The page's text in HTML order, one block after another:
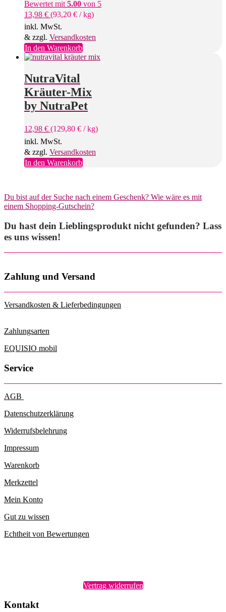
Bewertet mit 5.00 von 5
13,98 € (93,20 € /kg)
inkl. MwSt.
& zzgl. Versandkosten
In den Warenkorb
NutraVital
Kräuter-Mix
by NutraPet
12,98 € (129,80 € /kg)
inkl. MwSt.
& zzgl. Versandkosten
In den Warenkorb
Du bist auf der Suche nach einem Geschenk? Wie wäre es mit
einem Shopping-Gutschein?
Du hast dein Lieblingsprodukt nicht gefunden? Lass
es uns wissen!
Zahlung und Versand
Versandkosten & Lieferbedingungen
Zahlungsarten
EQUISIO mobil
Service
AGB
Datenschutzerklärung
Widerrufsbelehrung
Impressum
Warenkorb
Merkzettel
Mein Konto
Gut zu wissen
Echtheit von Bewertungen
Vertrag widerrufen
Kontakt